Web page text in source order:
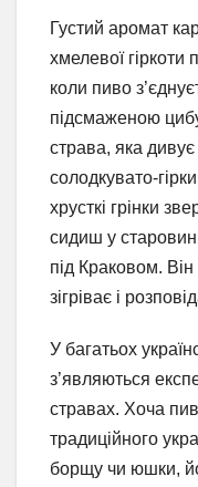
Густий аромат
хмелевої гіркоти
коли пиво
підсмаженою
страва, яка
солодкувато-
хрусткі грінки
сидиш у
під Краковом.
зігріває і
У багатьох
з’являються
стравах. Хоча
традиційного
борщу чи юшки,